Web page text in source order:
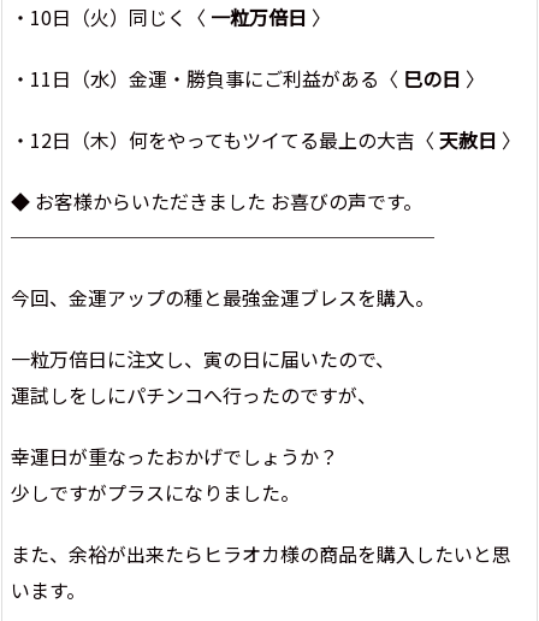
・10日（火）同じく〈 一粒万倍日 〉
・11日（水）金運・勝負事にご利益がある〈 巳の日 〉
・12日（木）何をやってもツイてる最上の大吉〈 天赦日 〉
◆ お客様からいただきました お喜びの声です。
──────────────────────
今回、金運アップの種と最強金運ブレスを購入。
一粒万倍日に注文し、寅の日に届いたので、
運試しをしにパチンコへ行ったのですが、
幸運日が重なったおかげでしょうか？
少しですがプラスになりました。
また、余裕が出来たらヒラオカ様の商品を購入したいと思
います。